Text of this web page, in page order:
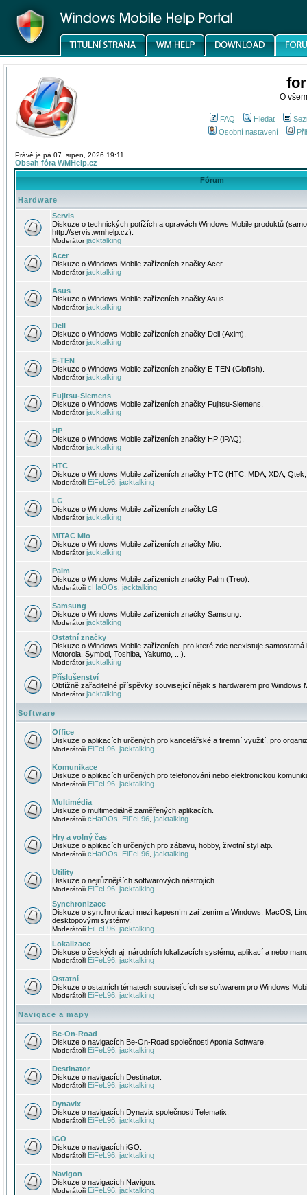
O
FAQ Hledat
Osobní nastavení
Právě je pá 07. srpen, 2026 19:11
Obsah fóra WMHelp.cz
Fórum
Hardware
Servis
Diskuze o technických potížích a opravách Windows Mobile produktů
http://servis.wmhelp.cz).
Moderátorjacktalking
Acer
Diskuze o Windows Mobile zařízeních značky Acer.
Moderátorjacktalking
Asus
Diskuze o Windows Mobile zařízeních značky Asus.
Moderátorjacktalking
Dell
Diskuze o Windows Mobile zařízeních značky Dell (Axim).
Moderátorjacktalking
E-TEN
Diskuze o Windows Mobile zařízeních značky E-TEN (Glofiish).
Moderátorjacktalking
Fujitsu-Siemens
Diskuze o Windows Mobile zařízeních značky Fujitsu-Siemens.
Moderátorjacktalking
HP
Diskuze o Windows Mobile zařízeních značky HP (iPAQ).
Moderátorjacktalking
HTC
Diskuze o Windows Mobile zařízeních značky HTC (HTC, MDA, XDA,
Moderátoři EiFeL96 jacktalking
LG
Diskuze o Windows Mobile zařízeních značky LG.
Moderátorjacktalking
MiTAC Mio
Diskuze o Windows Mobile zařízeních značky Mio.
Moderátorjacktalking
Palm
Diskuze o Windows Mobile zařízeních značky Palm (Treo).
Moderátoři cHaOOs jacktalking
Samsung
Diskuze o Windows Mobile zařízeních značky Samsung.
Moderátorjacktalking
Ostatní značky
Diskuze o Windows Mobile zařízeních, pro které zde neexistuje
Motorola, Symbol, Toshiba, Yakumo, ...).
Moderátorjacktalking
Příslušenství
Obtížně zařaditelné příspěvky související nějak s hardwarem pro Windows
Moderátorjacktalking
Software
Office
Diskuze o aplikacích určených pro kancelářské a firemní využití, pro
Moderátoři EiFeL96 jacktalking
Komunikace
Diskuze o aplikacích určených pro telefonování nebo elektronickou
Moderátoři EiFeL96 jacktalking
Multimédia
Diskuze o multimediálně zaměřených aplikacích.
Moderátoři cHaOOs EiFeL96 jacktalking
Hry a volný čas
Diskuze o aplikacích určených pro zábavu, hobby, životní styl atp.
Moderátoři cHaOOs EiFeL96 jacktalking
Utility
Diskuze o nejrůznějších softwarových nástrojích.
Moderátoři EiFeL96 jacktalking
Synchronizace
Diskuze o synchronizaci mezi kapesním zařízením a Windows, MacOS,
desktopovými systémy.
Moderátoři EiFeL96 jacktalking
Lokalizace
Diskuse o českých aj. národních lokalizacích systému, aplikací a nebo
Moderátoři EiFeL96 jacktalking
Ostatní
Diskuze o ostatních tématech souvisejících se softwarem pro Windows
Moderátoři EiFeL96 jacktalking
Navigace a mapy
Be-On-Road
Diskuze o navigacích Be-On-Road společnosti Aponia Software.
Moderátoři EiFeL96 jacktalking
Destinator
Diskuze o navigacích Destinator.
Moderátoři EiFeL96 jacktalking
Dynavix
Diskuze o navigacích Dynavix společnosti Telematix.
Moderátoři EiFeL96 jacktalking
iGO
Diskuze o navigacích iGO.
Moderátoři EiFeL96 jacktalking
Navigon
Diskuze o navigacích Navigon.
Moderátoři EiFeL96 jacktalking